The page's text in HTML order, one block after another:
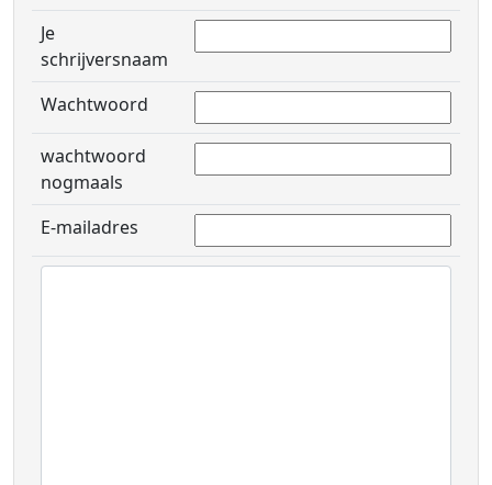
Je
schrijversnaam
Wachtwoord
wachtwoord
nogmaals
E-mailadres